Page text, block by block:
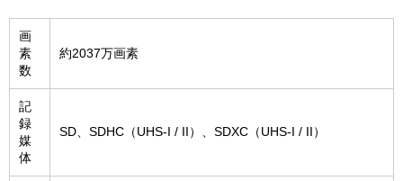
画
素
数
約2037万画素
記
録
媒
体
SD、SDHC（UHS-I / II）、SDXC（UHS-I / II）